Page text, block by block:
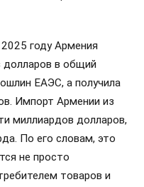
году Армения
долларов в общий
ЕАЭС, а получила
Импорт Армении из
миллиардов долларов,
По его словам, это
не просто
товаров и